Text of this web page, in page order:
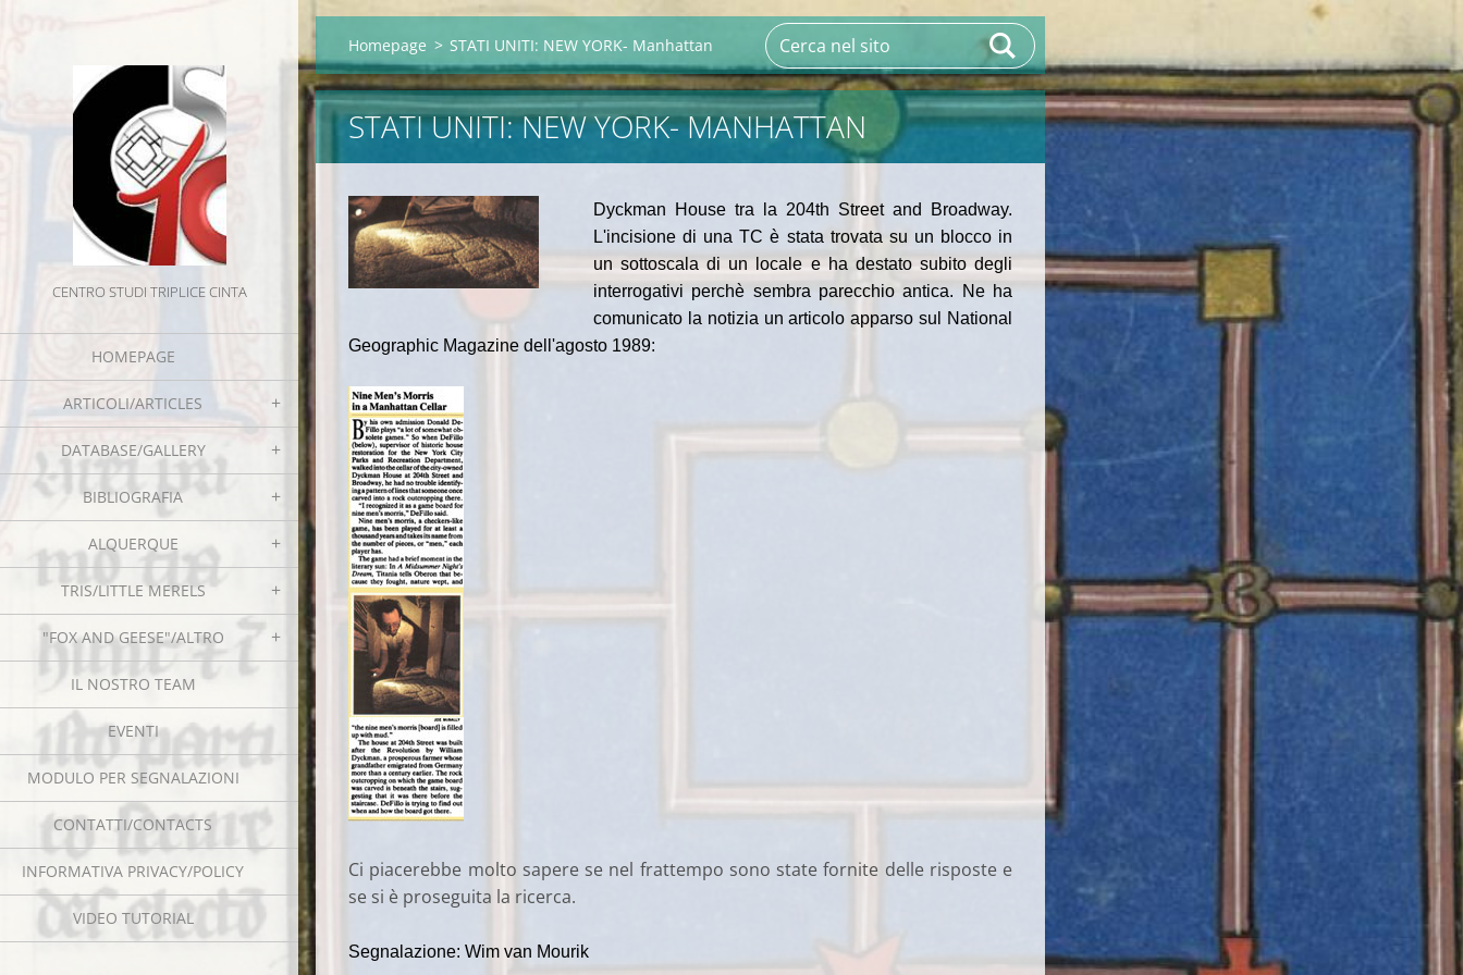
CENTRO STUDI TRIPLICE CINTA
HOMEPAGE
ARTICOLI/ARTICLES
DATABASE/GALLERY
BIBLIOGRAFIA
ALQUERQUE
TRIS/LITTLE MERELS
"FOX AND GEESE"/ALTRO
IL NOSTRO TEAM
EVENTI
MODULO PER SEGNALAZIONI
CONTATTI/CONTACTS
INFORMATIVA PRIVACY/POLICY
VIDEO TUTORIAL
Homepage > STATI UNITI: NEW YORK- Manhattan
STATI UNITI: NEW YORK- MANHATTAN
Dyckman House tra la 204th Street and Broadway.
L'incisione di una TC è stata trovata su un blocco in
un sottoscala di un locale e ha destato subito degli
interrogativi perchè sembra parecchio antica. Ne ha
comunicato la notizia un articolo apparso sul National
Geographic Magazine dell'agosto 1989:
Ci piacerebbe molto sapere se nel frattempo sono state fornite delle risposte e
se si è proseguita la ricerca.
Segnalazione: Wim van Mourik